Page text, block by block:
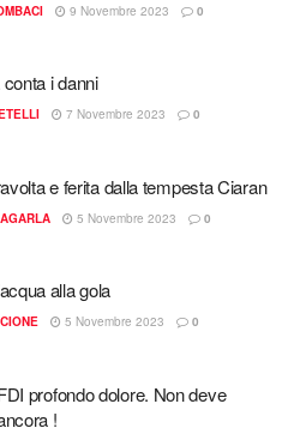
9 Novembre 2023 0
i danni
7 Novembre 2023 0
e ferita dalla tempesta Ciaran
5 Novembre 2023 0
alla gola
5 Novembre 2023 0
profondo dolore. Non deve
!